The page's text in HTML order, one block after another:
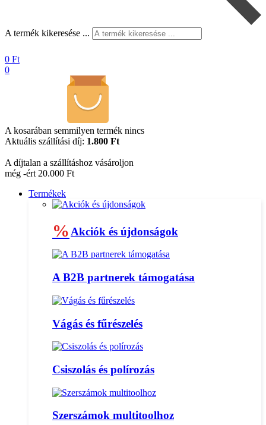
A termék kikeresése ...
0 Ft
0
A kosarában semmilyen termék nincs
Aktuális szállítási díj: 1.800 Ft
A díjtalan a szállításhoz vásároljon
még -ért 20.000 Ft
Termékek
% Akciók és újdonságok
A B2B partnerek támogatása
Vágás és fűrészelés
Csiszolás és polírozás
Szerszámok multitoolhoz